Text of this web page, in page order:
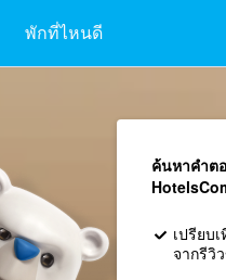
พักที่ไหนดี
ค้นหาคำต
เปรียบ
จากรีวิ